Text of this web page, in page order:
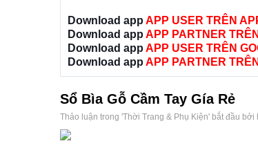
Download app APP USER TRÊN
Download app APP PARTNER
Download app APP USER TRÊN
Download app APP PARTNER
Sổ Bìa Gỗ Cầm Tay Gía Rẻ
Thảo luận trong 'Thời Trang & Phụ Kiện' bắt đầu bởi